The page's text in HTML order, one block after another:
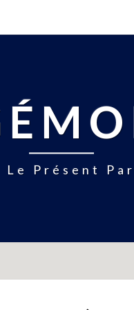
Le Présent